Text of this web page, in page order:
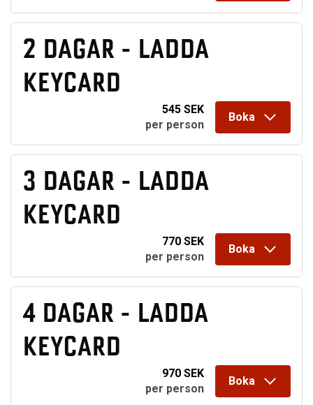
2 DAGAR - LADDA
KEYCARD
545 SEK
per person
Boka
3 DAGAR - LADDA
KEYCARD
770 SEK
per person
Boka
4 DAGAR - LADDA
KEYCARD
970 SEK
per person
Boka